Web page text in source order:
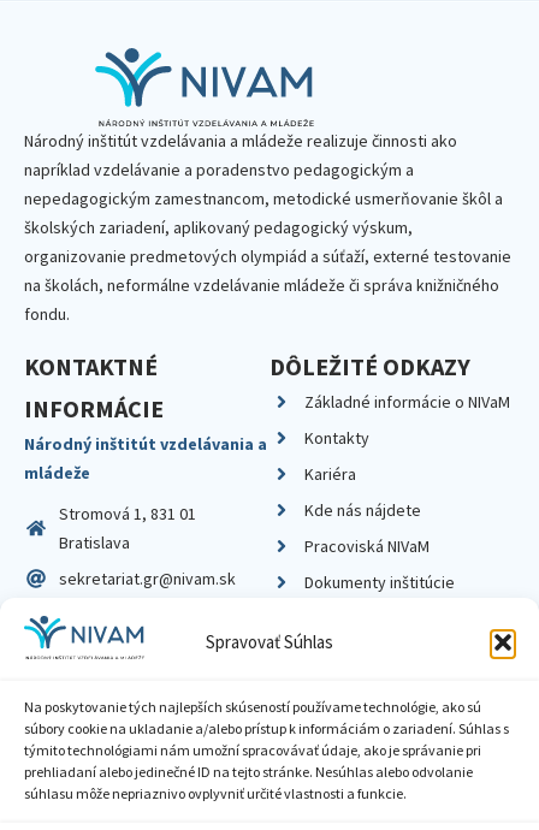
Spravovať Súhlas
Na poskytovanie tých najlepších skúseností používame technológie, ako sú
súbory cookie na ukladanie a/alebo prístup k informáciám o zariadení. Súhlas s
týmito technológiami nám umožní spracovávať údaje, ako je správanie pri
prehliadaní alebo jedinečné ID na tejto stránke. Nesúhlas alebo odvolanie
súhlasu môže nepriaznivo ovplyvniť určité vlastnosti a funkcie.
Národný inštitút vzdelávania a mládeže realizuje činnosti ako
napríklad vzdelávanie a poradenstvo pedagogickým a
nepedagogickým zamestnancom, metodické usmerňovanie škôl a
školských zariadení, aplikovaný pedagogický výskum,
organizovanie predmetových olympiád a súťaží, externé testovanie
na školách, neformálne vzdelávanie mládeže či správa knižničného
fondu.
KONTAKTNÉ
INFORMÁCIE
Národný inštitút vzdelávania a
mládeže
Stromová 1, 831 01
Bratislava
sekretariat.gr@nivam.sk
IČO: 00164348
DIČ: 2020798714
DÔLEŽITÉ ODKAZY
Základné informácie o NIVaM
Kontakty
Kariéra
Kde nás nájdete
Pracoviská NIVaM
Dokumenty inštitúcie
Zásady ochrany súkromia